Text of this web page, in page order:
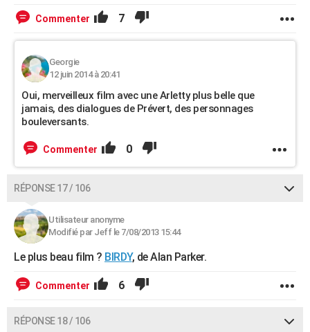
Commenter 7
Georgie
12 juin 2014 à 20:41
Oui, merveilleux film avec une Arletty plus belle que
jamais, des dialogues de Prévert, des personnages
bouleversants.
Commenter 0
RÉPONSE 17 / 106
Utilisateur anonyme
Modifié par Jeff le 7/08/2013 15:44
Le plus beau film ? BIRDY, de Alan Parker.
Commenter 6
RÉPONSE 18 / 106